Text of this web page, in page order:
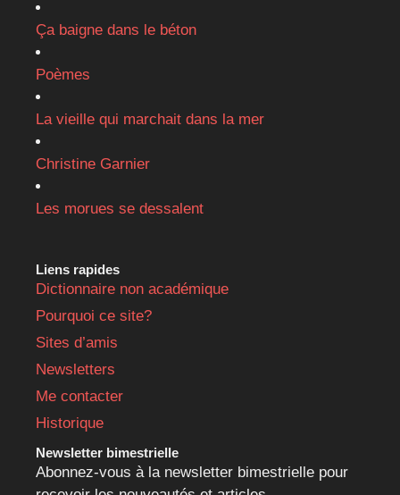
Ça baigne dans le béton
Poèmes
La vieille qui marchait dans la mer
Christine Garnier
Les morues se dessalent
Liens rapides
Dictionnaire non académique
Pourquoi ce site?
Sites d’amis
Newsletters
Me contacter
Historique
Newsletter bimestrielle
Abonnez-vous à la newsletter bimestrielle pour